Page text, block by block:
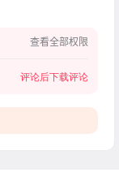
查看全部权限
评论后下载评论